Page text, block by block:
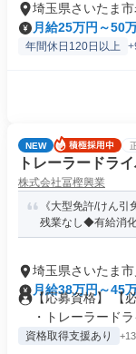
埼玉県さいたま
月給25万円～50
年間休日120日以上
NEW
トレーラードラ
株式会社冨樫興業
《大型免許/けん
残業なし◆有給消
埼玉県さいたま
月給38万円～45
【応募資格】 【
・トレーラード
資格取得支援あり